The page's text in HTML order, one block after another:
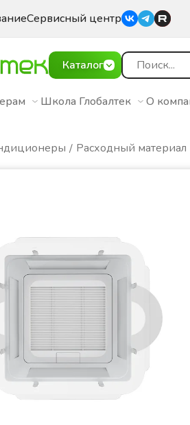
Сервисный центр
Каталог
Школа Глобалтек О
Расходный